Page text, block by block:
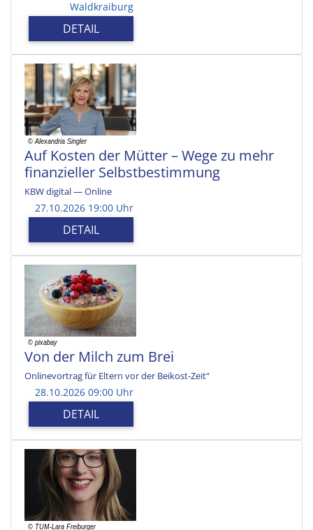
Waldkraiburg
DETAIL
Auf Kosten der Mütter – Wege zu mehr
finanzieller Selbstbestimmung
KBW digital — Online
27.10.2026 19:00 Uhr
DETAIL
Von der Milch zum Brei
Onlinevortrag für Eltern vor der Beikost-Zeit“
28.10.2026 09:00 Uhr
DETAIL